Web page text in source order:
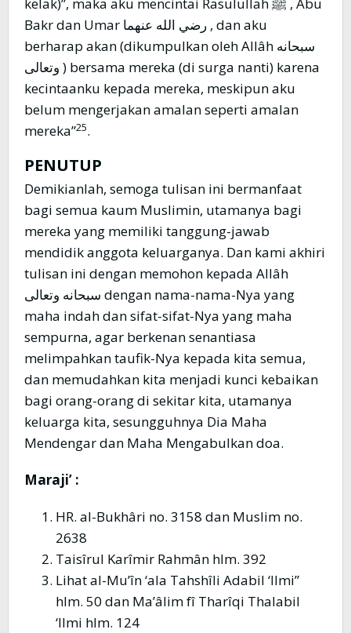
kelak)”, maka aku mencintai Rasulullah ﷺ , Abu
Bakr dan Umar رضي الله عنهما , dan aku
berharap akan (dikumpulkan oleh Allâh سبحانه
وتعالى ) bersama mereka (di surga nanti) karena
kecintaanku kepada mereka, meskipun aku
belum mengerjakan amalan seperti amalan
mereka”25.
PENUTUP
Demikianlah, semoga tulisan ini bermanfaat
bagi semua kaum Muslimin, utamanya bagi
mereka yang memiliki tanggung-jawab
mendidik anggota keluarganya. Dan kami akhiri
tulisan ini dengan memohon kepada Allâh
سبحانه وتعالى dengan nama-nama-Nya yang
maha indah dan sifat-sifat-Nya yang maha
sempurna, agar berkenan senantiasa
melimpahkan taufik-Nya kepada kita semua,
dan memudahkan kita menjadi kunci kebaikan
bagi orang-orang di sekitar kita, utamanya
keluarga kita, sesungguhnya Dia Maha
Mendengar dan Maha Mengabulkan doa.
Maraji’ :
HR. al-Bukhâri no. 3158 dan Muslim no.
2638
Taisîrul Karîmir Rahmân hlm. 392
Lihat al-Mu’în ‘ala Tahshîli Adabil ‘Ilmi”
hlm. 50 dan Ma’âlim fî Tharîqi Thalabil
‘Ilmi hlm. 124